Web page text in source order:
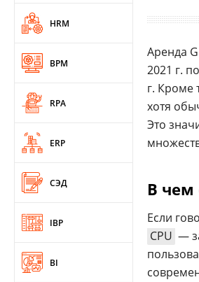
HRM
BPM
RPA
ERP
СЭД
IBP
BI
Аренда
2021 г.
г. Кроме
хотя
Это
В чем
Если
CPU —